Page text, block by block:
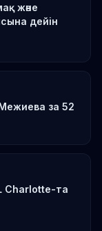
және
дейін
за 52
Charlotte-та